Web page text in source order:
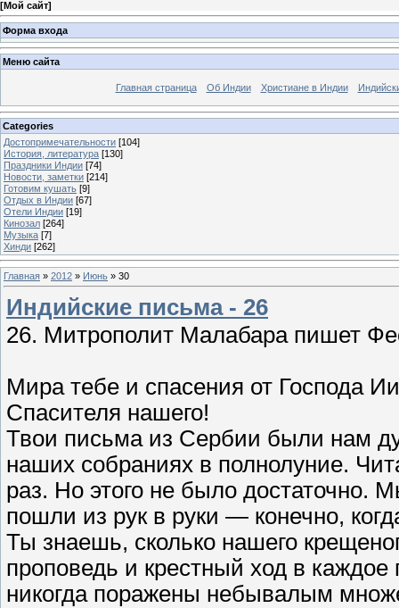
[Мой сайт]
Форма входа
Меню сайта
Главная страница Об Индии Христиане в Индии
Categories
Достопримечательности [104]
История, литература [130]
Праздники Индии [74]
Новости, заметки [214]
Готовим кушать [9]
Отдых в Индии [67]
Отели Индии [19]
Кинозал [264]
Музыка [7]
Хинди [262]
Главная » 2012 » Июнь » 30
Индийские письма - 26
26. Митрополит Малабара пишет
Мира тебе и спасения от Господа
Спасителя нашего!
Твои письма из Сербии были нам
наших собраниях в полнолуние.
раз. Но этого не было
пошли из рук в руки — конечно,
Ты знаешь, сколько нашего
проповедь и крестный ход в
никогда поражены небывалым